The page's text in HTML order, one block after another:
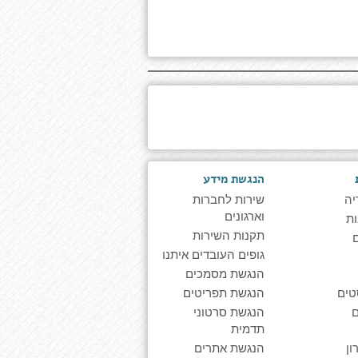
הנגשת מידע
שירות לחברות
וארגונים
תקנות השירות
גופים העובדים איתנו
הנגשת מסמכים
הנגשת תפריטים
הנגשת סרטוני
תדמית
הנגשת אתרים